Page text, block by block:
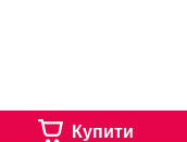
Купити